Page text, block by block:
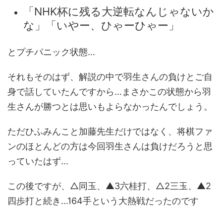
「NHK杯に残る大逆転なんじゃないか
な」「いやー、ひゃーひゃー」
とプチパニック状態...
それもそのはず、解説の中で羽生さんの負けとご自
身で話していたんですから...まさかこの状態から羽
生さんが勝つとは思いもよらなかったんでしょう。
ただひふみんこと加藤先生だけではなく、将棋ファ
ンのほとんどの方は今回羽生さんは負けだろうと思
っていたはず...
この後ですが、△同玉、▲3六桂打、△2三玉、▲2
四歩打と続き...164手という大熱戦だったのです